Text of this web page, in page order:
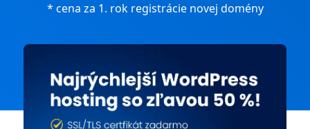
* cena za 1. rok registrácie novej domény